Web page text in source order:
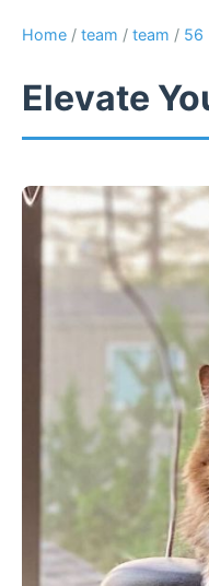
Home / team / team / 56
Elevate